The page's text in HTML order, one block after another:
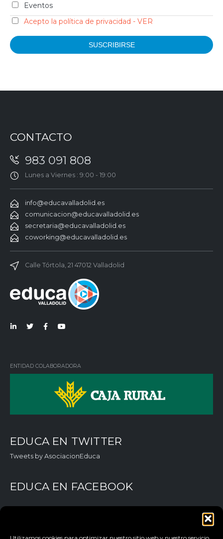
Eventos
Acepto la política de privacidad - VER
CONTACTO
983 091 808
Lunes a Viernes : 9:00 - 19:00
info@educavalladolid.es
comunicacion@educavalladolid.es
secretaria@educavalladolid.es
coworking@educavalladolid.es
Calle Tórtola, 21 47012 Valladolid
ENTIDAD COLABORADORA
EDUCA EN TWITTER
Tweets by AsociacionEduca
EDUCA EN FACEBOOK